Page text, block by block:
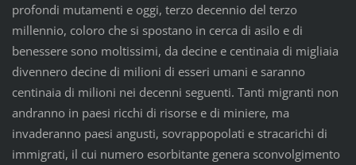
profondi mutamenti e oggi, terzo decennio del terzo
millennio, coloro che si spostano in cerca di asilo e di
benessere sono moltissimi, da decine e centinaia di migliaia
divennero decine di milioni di esseri umani e saranno
centinaia di milioni nei decenni seguenti. Tanti migranti non
andranno in paesi ricchi di risorse e di miniere, ma
invaderanno paesi angusti, sovrappopolati e stracarichi di
immigrati, il cui numero esorbitante genera sconvolgimento